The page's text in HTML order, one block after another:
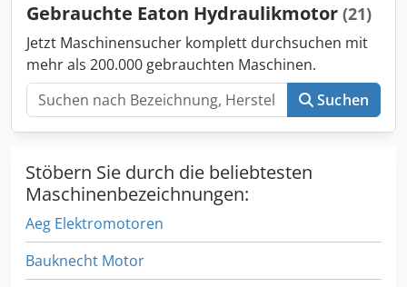
Gebrauchte Eaton Hydraulikmotor (21)
Jetzt Maschinensucher komplett durchsuchen mit
mehr als 200.000 gebrauchten Maschinen.
Suchen
Stöbern Sie durch die beliebtesten
Maschinenbezeichnungen:
Aeg Elektromotoren
Bauknecht Motor